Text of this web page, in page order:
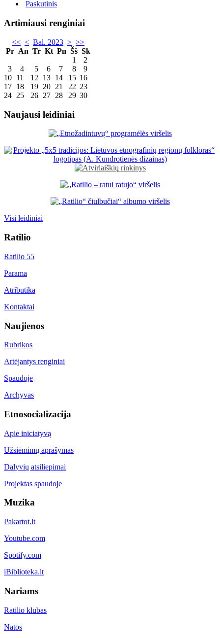
Paskutinis
Artimiausi renginiai
<< < Bal. 2023 > >>
Pr An Tr Kt Pn Šš Sk
1
2
3
4 5 6 7 8
9
10 11 12 13 14 15 16
17 18 19 20 21 22 23
24 25 26 27 28 29 30
Naujausi leidiniai
Visi leidiniai
Ratilio
Ratilio 55
Parama
Atributika
Kontaktai
Naujienos
Rubrikos
Artėjantys renginiai
Spaudoje
Archyvas
Etnosocializacija
Apie iniciatyvą
Užsiėmimų aprašymas
Dalyvių atsiliepimai
Projektas spaudoje
Muzika
Pakartot.lt
Youtube.com
Spotify.com
iBiblioteka.lt
Nariams
Ratilio klubas
Natos